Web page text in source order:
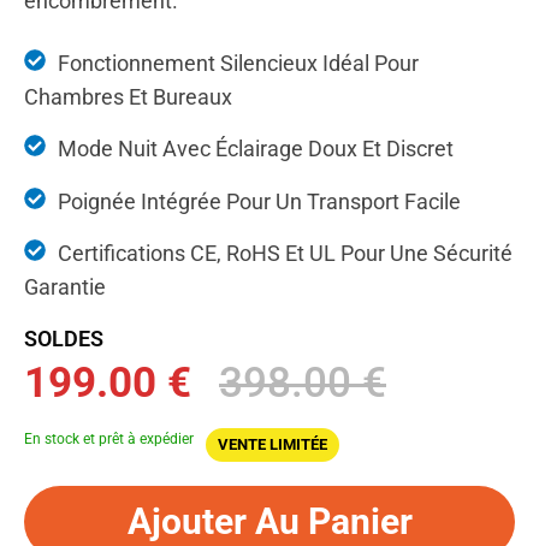
Fonctionnement Silencieux Idéal Pour
Chambres Et Bureaux
Mode Nuit Avec Éclairage Doux Et Discret
Poignée Intégrée Pour Un Transport Facile
Certifications CE, RoHS Et UL Pour Une Sécurité
Garantie
SOLDES
199.00 € 398.00 €
En stock et prêt à expédier VENTE LIMITÉE
Ajouter Au Panier